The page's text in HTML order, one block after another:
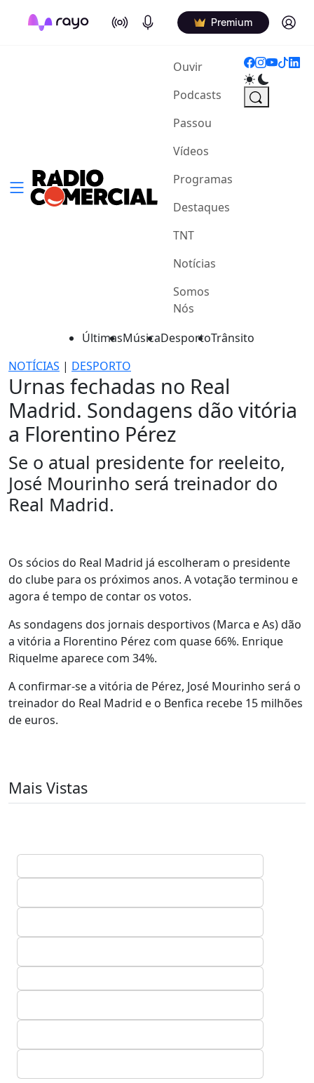
On Air Podcasts Premium Log in
Ouvir(current)
Podcasts
Passou
Vídeos
Programas
Destaques
TNT
Notícias
Somos
Nós
ÚltimasMúsicaDesportoTrânsito
NOTÍCIAS | DESPORTO
Urnas fechadas no Real
Madrid. Sondagens dão vitória
a Florentino Pérez
Se o atual presidente for reeleito,
José Mourinho será treinador do
Real Madrid.
Os sócios do Real Madrid já escolheram o presidente
do clube para os próximos anos. A votação terminou e
agora é tempo de contar os votos.
As sondagens dos jornais desportivos (Marca e As) dão
a vitória a Florentino Pérez com quase 66%. Enrique
Riquelme aparece com 34%.
A confirmar-se a vitória de Pérez, José Mourinho será o
treinador do Real Madrid e o Benfica recebe 15 milhões
de euros.
Mais Vistas